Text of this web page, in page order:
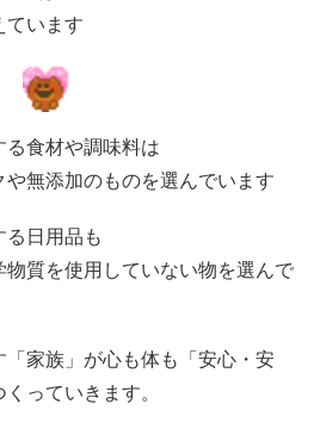
ています
る食材や調味料は
無添加のものを選んでいます
る日用品も
質を使用していない物を選んで
家族」が心も体も「安心・安
っていきます。